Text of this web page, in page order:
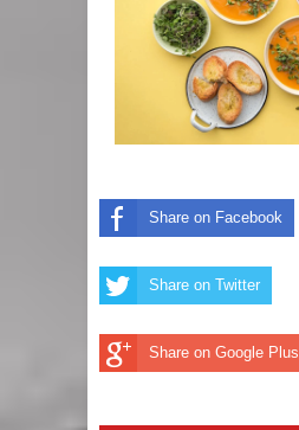
Share on Facebook
Share on Twitter
Share on Google Plus